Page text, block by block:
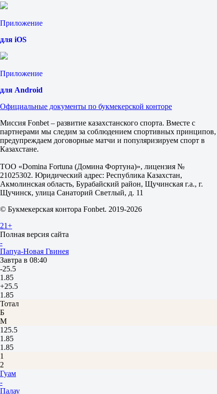
-36.5
Тотал
М
113.5
1.82
Коста-Рика (ж)
Венесуэла (ж)
Сегодня в 22:55
+23.5
1.85
-23.5
1.85
Тотал
М
127.5
1.85
1.85
Чемпионат Океании. Гуам
Фора
2
Австралия
-
Папуа-Новая Гвинея
Завтра в 08:40
-25.5
1.85
+25.5
1.85
Тотал
Б
М
125.5
1.85
1.85
1
2
Гуам
-
Палау
Приложение
для iOS
Приложение
для Android
Официальные документы по букмекерской конторе
Миссия Fonbet – развитие казахстанского спорта. Вместе с
партнерами мы следим за соблюдением спортивных принципов,
предупреждаем договорные матчи и популяризируем спорт в
Казахстане.
ТОО «Domina Fortuna (Домина Фортуна)», лицензия №
21025302. Юридический адрес: Республика Казахстан,
Акмолинская область, Бурабайский район, Щучинская г.а., г.
Щучинск, улица Санаторий Светлый, д. 11
© Букмекерская контора Fonbet. 2019-2026
21+
Полная версия сайта